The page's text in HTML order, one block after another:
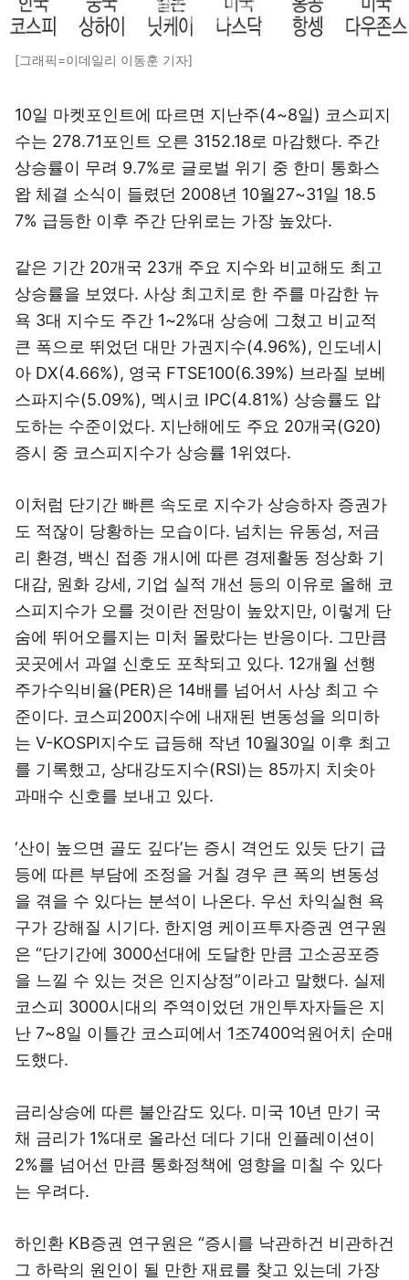
[그래픽=이데일리 이동훈 기자]
10일 마켓포인트에 따르면 지난주(4~8일) 코스피지
수는 278.71포인트 오른 3152.18로 마감했다. 주간
상승률이 무려 9.7%로 글로벌 위기 중 한미 통화스
왑 체결 소식이 들렸던 2008년 10월27~31일 18.5
7% 급등한 이후 주간 단위로는 가장 높았다.
같은 기간 20개국 23개 주요 지수와 비교해도 최고
상승률을 보였다. 사상 최고치로 한 주를 마감한 뉴
욕 3대 지수도 주간 1~2%대 상승에 그쳤고 비교적
큰 폭으로 뛰었던 대만 가권지수(4.96%), 인도네시
아 DX(4.66%), 영국 FTSE100(6.39%) 브라질 보베
스파지수(5.09%), 멕시코 IPC(4.81%) 상승률도 압
도하는 수준이었다. 지난해에도 주요 20개국(G20)
증시 중 코스피지수가 상승률 1위였다.
이처럼 단기간 빠른 속도로 지수가 상승하자 증권가
도 적잖이 당황하는 모습이다. 넘치는 유동성, 저금
리 환경, 백신 접종 개시에 따른 경제활동 정상화 기
대감, 원화 강세, 기업 실적 개선 등의 이유로 올해 코
스피지수가 오를 것이란 전망이 높았지만, 이렇게 단
숨에 뛰어오를지는 미처 몰랐다는 반응이다. 그만큼
곳곳에서 과열 신호도 포착되고 있다. 12개월 선행
주가수익비율(PER)은 14배를 넘어서 사상 최고 수
준이다. 코스피200지수에 내재된 변동성을 의미하
는 V-KOSPI지수도 급등해 작년 10월30일 이후 최고
를 기록했고, 상대강도지수(RSI)는 85까지 치솟아
과매수 신호를 보내고 있다.
‘산이 높으면 골도 깊다’는 증시 격언도 있듯 단기 급
등에 따른 부담에 조정을 거칠 경우 큰 폭의 변동성
을 겪을 수 있다는 분석이 나온다. 우선 차익실현 욕
구가 강해질 시기다. 한지영 케이프투자증권 연구원
은 “단기간에 3000선대에 도달한 만큼 고소공포증
을 느낄 수 있는 것은 인지상정”이라고 말했다. 실제
코스피 3000시대의 주역이었던 개인투자자들은 지
난 7~8일 이틀간 코스피에서 1조7400억원어치 순매
도했다.
금리상승에 따른 불안감도 있다. 미국 10년 만기 국
채 금리가 1%대로 올라선 데다 기대 인플레이션이
2%를 넘어선 만큼 통화정책에 영향을 미칠 수 있다
는 우려다.
하인환 KB증권 연구원은 “증시를 낙관하건 비관하건
그 하락의 원인이 될 만한 재료를 찾고 있는데 가장